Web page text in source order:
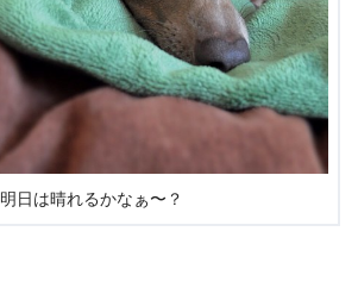
明日は晴れるかなぁ〜？